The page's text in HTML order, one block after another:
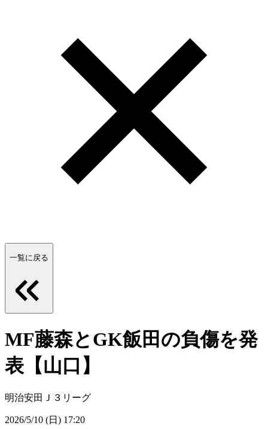
一覧に戻る
MF藤森とGK飯田の負傷を発
表【山口】
明治安田Ｊ３リーグ
2026/5/10 (日) 17:20